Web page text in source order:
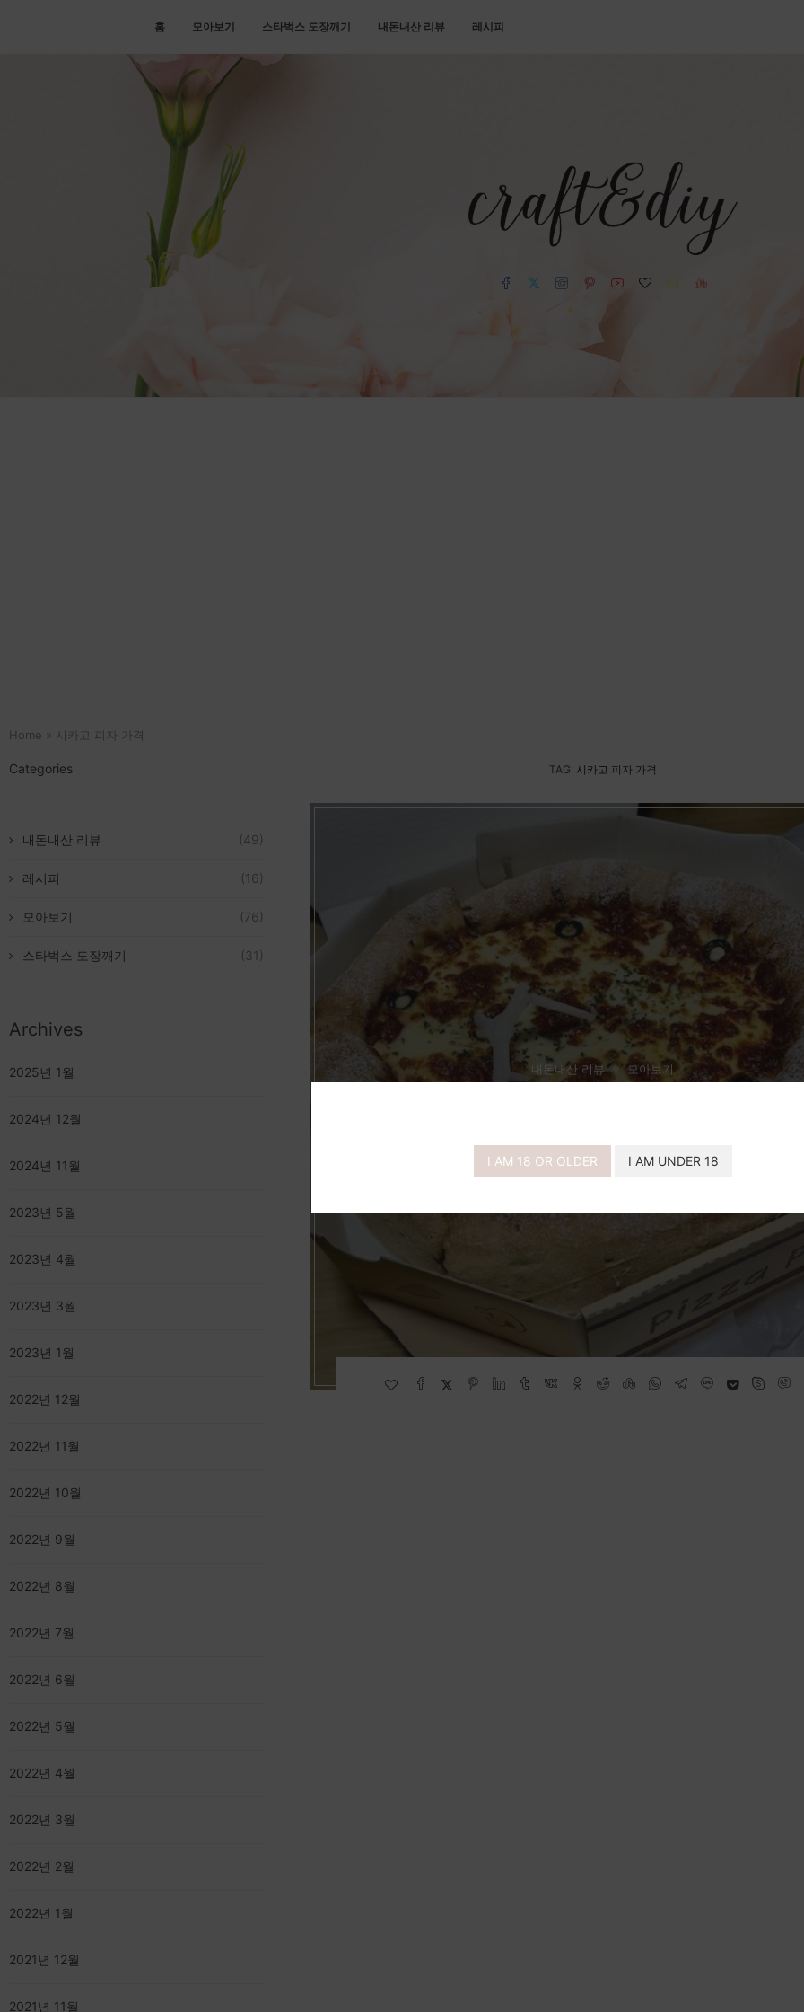
I AM 18 OR OLDER I AM UNDER 18
홈 모아보기 스타벅스 도장깨기 내돈내산 리뷰 레시피
Home » 시카고 피자 가격
TAG: 시카고 피자 가격
내돈내산 리뷰 모아보기
Categories
내돈내산 리뷰 (49)
레시피 (16)
모아보기 (76)
스타벅스 도장깨기 (31)
Archives
2025년 1월
2024년 12월
2024년 11월
2023년 5월
2023년 4월
2023년 3월
2023년 1월
2022년 12월
2022년 11월
2022년 10월
2022년 9월
2022년 8월
2022년 7월
2022년 6월
2022년 5월
2022년 4월
2022년 3월
2022년 2월
2022년 1월
2021년 12월
2021년 11월